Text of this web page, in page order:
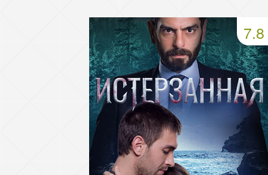
50 серия
51 серия
54 серия
55 серия
58 серия
59 серия
62 серия
63 серия
66 серия
67 серия
70 серия
71 серия
7.8